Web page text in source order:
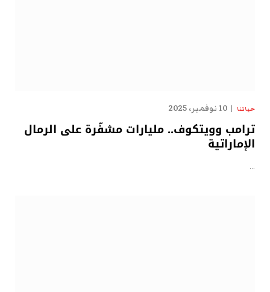
حياتنا 10 نوفمبر، 2025
ترامب وويتكوف.. مليارات مشفّرة على الرمال
الإماراتية
…